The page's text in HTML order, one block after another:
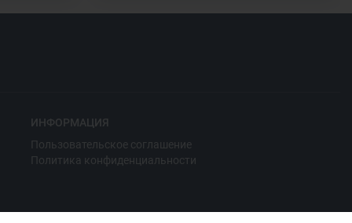
ИНФОРМАЦИЯ
Пользовательское соглашение
Политика конфиденциальности